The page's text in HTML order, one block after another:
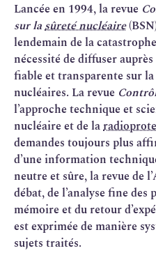
Lancée en 1994, la revue
sur lasûreté nucléaire
lendemain de la
nécessité de diffuser
fiable et transparente sur
nucléaires. La revue
l’approche technique et
nucléaire et de la
demandes toujours plus
d’une information
neutre et sûre, la revue de
débat, de l’analyse fine des
mémoire et du retour
est exprimée de manière
sujets traités.